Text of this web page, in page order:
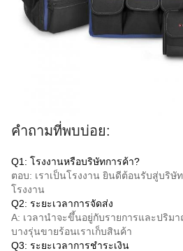
คําถามที่พบบ่อย:
Q1: โรงงานหรือบริษัทการค้า?
ตอบ: เราเป็นโรงงาน ยินดีต้อนรับสู่บริษั
โรงงาน
Q2: ระยะเวลาการจัดส่ง
A: เวลานําจะขึ้นอยู่กับรายการและปริม
บางรุ่นขายร้อนเราเก็บสินค้า
Q3: ระยะเวลาการชําระเงิน